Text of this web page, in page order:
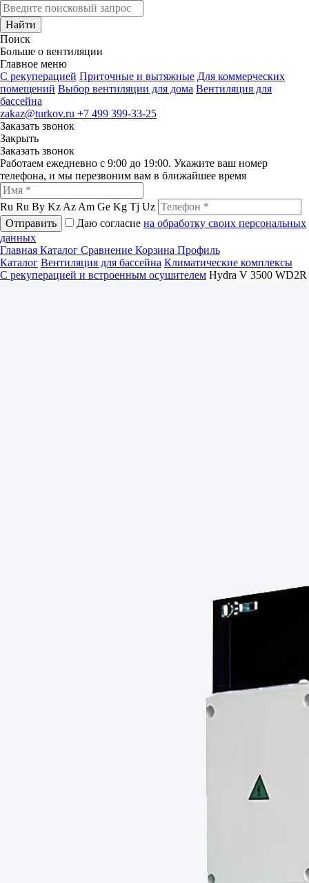
Найти
Поиск
Больше о вентиляции
Главное меню
C рекуперацией Приточные и вытяжные Для коммерческих
помещений Выбор вентиляции для дома Вентиляция для
бассейна
zakaz@turkov.ru +7 499 399-33-25
Заказать звонок
Закрыть
Заказать звонок
Работаем ежедневно с 9:00 до 19:00. Укажите ваш номер
телефона, и мы перезвоним вам в ближайшее время
Ru Ru By Kz Az Am Ge Kg Tj Uz
Отправить
Даю согласие на обработку своих персональных
данных
Главная Каталог Сравнение Корзина Профиль
Каталог Вентиляция для бассейна Климатические комплексы
С рекуперацией и встроенным осушителем Hydra V 3500 WD2R